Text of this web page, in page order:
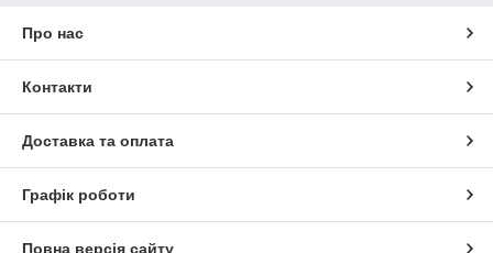
Про нас
Контакти
Доставка та оплата
Графік роботи
Повна версія сайту